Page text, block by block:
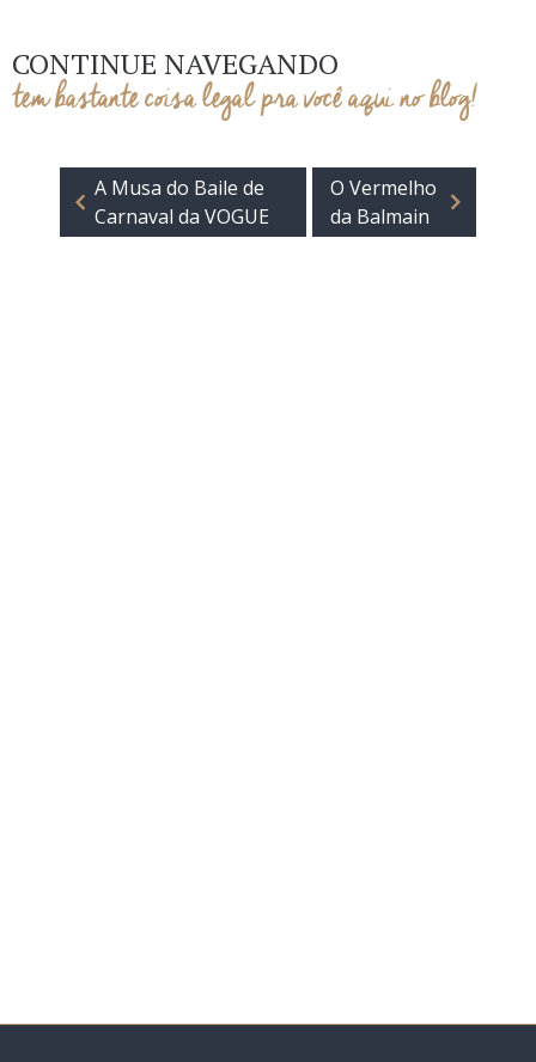
CONTINUE NAVEGANDO
tem bastante coisa legal pra você aqui no blog!
A Musa do Baile de
Carnaval da VOGUE
O Vermelho
da Balmain